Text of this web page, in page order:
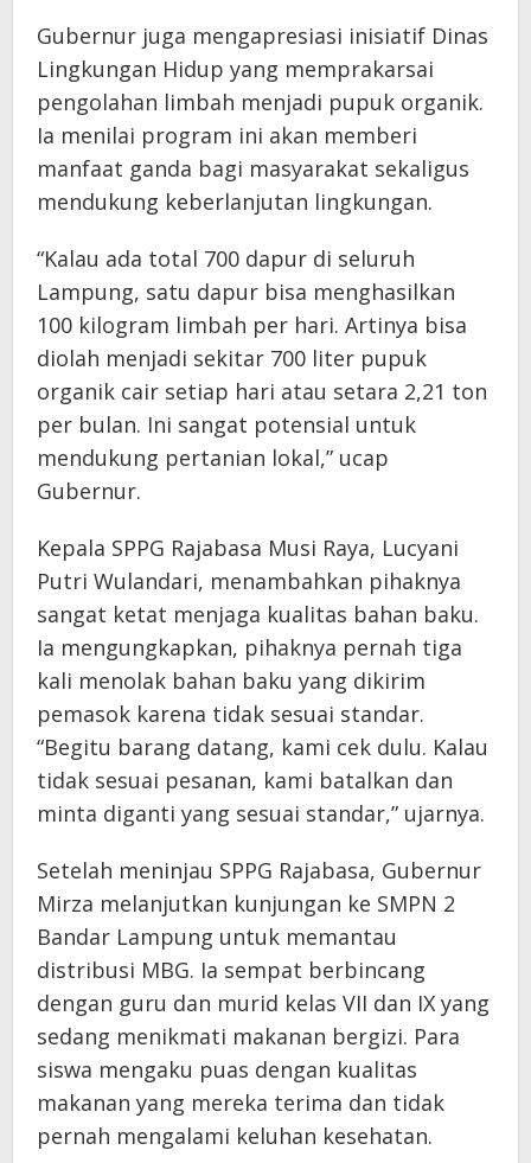
Gubernur juga mengapresiasi inisiatif Dinas
Lingkungan Hidup yang memprakarsai
pengolahan limbah menjadi pupuk organik.
Ia menilai program ini akan memberi
manfaat ganda bagi masyarakat sekaligus
mendukung keberlanjutan lingkungan.
“Kalau ada total 700 dapur di seluruh
Lampung, satu dapur bisa menghasilkan
100 kilogram limbah per hari. Artinya bisa
diolah menjadi sekitar 700 liter pupuk
organik cair setiap hari atau setara 2,21 ton
per bulan. Ini sangat potensial untuk
mendukung pertanian lokal,” ucap
Gubernur.
Kepala SPPG Rajabasa Musi Raya, Lucyani
Putri Wulandari, menambahkan pihaknya
sangat ketat menjaga kualitas bahan baku.
Ia mengungkapkan, pihaknya pernah tiga
kali menolak bahan baku yang dikirim
pemasok karena tidak sesuai standar.
“Begitu barang datang, kami cek dulu. Kalau
tidak sesuai pesanan, kami batalkan dan
minta diganti yang sesuai standar,” ujarnya.
Setelah meninjau SPPG Rajabasa, Gubernur
Mirza melanjutkan kunjungan ke SMPN 2
Bandar Lampung untuk memantau
distribusi MBG. Ia sempat berbincang
dengan guru dan murid kelas VII dan IX yang
sedang menikmati makanan bergizi. Para
siswa mengaku puas dengan kualitas
makanan yang mereka terima dan tidak
pernah mengalami keluhan kesehatan.